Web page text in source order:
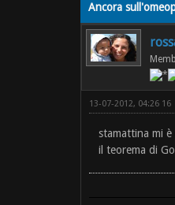
Ancora
13-07-2012, 04:26 16
stamattina mi
il teorema di